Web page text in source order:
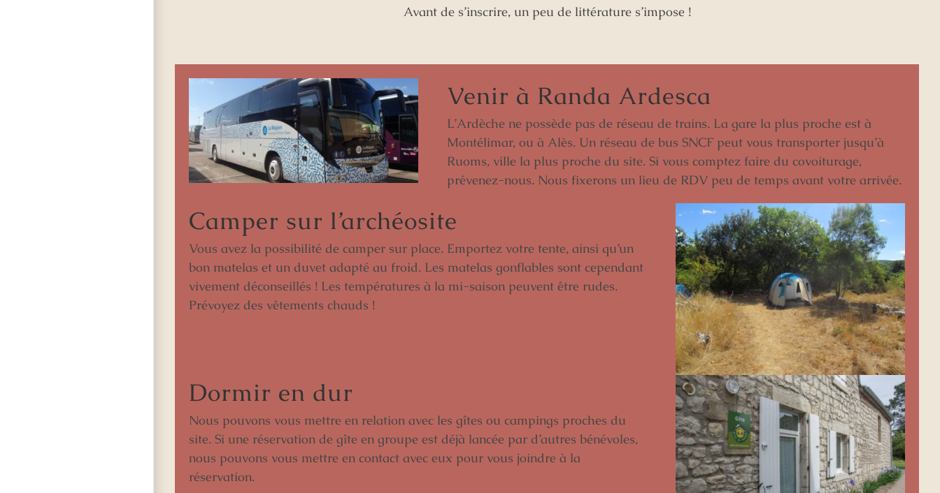
Avant de s’inscrire, un peu de littérature s’impose !
Venir à Randa Ardesca
L’Ardèche ne possède pas de réseau de trains. La gare la plus proche est à
Montélimar, ou à Alès. Un réseau de bus SNCF peut vous transporter jusqu’à
Ruoms, ville la plus proche du site. Si vous comptez faire du covoiturage,
prévenez-nous. Nous fixerons un lieu de RDV peu de temps avant votre arrivée.
Camper sur l’archéosite
Vous avez la possibilité de camper sur place. Emportez votre tente, ainsi qu’un
bon matelas et un duvet adapté au froid. Les matelas gonflables sont cependant
vivement déconseillés ! Les températures à la mi-saison peuvent être rudes.
Prévoyez des vêtements chauds !
Dormir en dur
Nous pouvons vous mettre en relation avec les gîtes ou campings proches du
site. Si une réservation de gîte en groupe est déjà lancée par d’autres bénévoles,
nous pouvons vous mettre en contact avec eux pour vous joindre à la
réservation.